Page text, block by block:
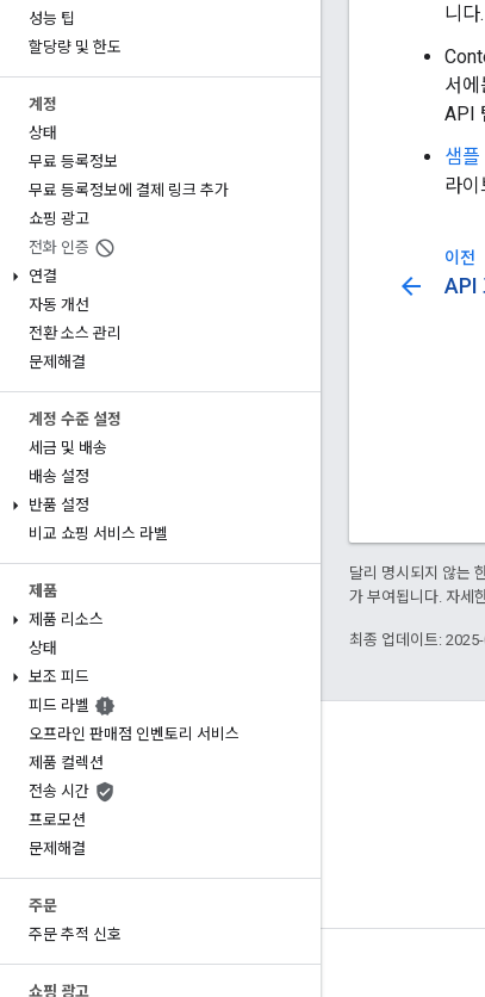
성능 팁
할당량 및 한도
계정
상태
무료 등록정보
무료 등록정보에 결제 링크 추가
쇼핑 광고
전화 인증
연결
자동 개선
전환 소스 관리
문제해결
계정 수준 설정
세금 및 배송
배송 설정
반품 설정
비교 쇼핑 서비스 라벨
제품
제품 리소스
상태
보조 피드
피드 라벨
오프라인 판매점 인벤토리 서비스
제품 컬렉션
전송 시간
프로모션
문제해결
주문
주문 추적 신호
쇼핑 광고
니다.
서
API
샘플
라
이전
arrow_back API
달리 명시되지 않는
가 부여됩니다. 자세
최종 업데이트: